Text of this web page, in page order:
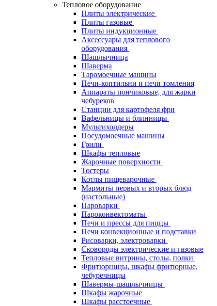
Тепловое оборудование
Плиты электрические
Плиты газовые
Плиты индукционные
Аксессуары для теплового
оборудования
Шашлычница
Шаверма
Таромоечные машины
Печи-коптильни и печи томления
Аппараты пончиковые, для жарки
чебуреков
Станции для картофеля фри
Вафельницы и блинницы
Мультихолдеры
Посудомоечные машины
Грили
Шкафы тепловые
Жарочные поверхности
Тостеры
Котлы пищеварочные
Мармиты первых и вторых блюд
(настольные)
Пароварки
Пароконвектоматы
Печи и прессы для пиццы
Печи конвекционные и подставки
Рисоварки, электроварки
Сковороды электрические и газовые
Тепловые витрины, столы, полки
Фритюрницы, шкафы фритюрные,
чебуречницы
Шавермы-шашлычницы
Шкафы жарочные
Шкафы расстоечные